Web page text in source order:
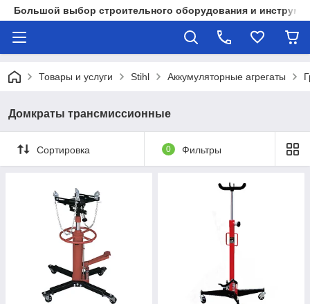
Большой выбор строительного оборудования и
Товары и услуги Stihl Аккумуляторные агрегаты
Домкраты трансмиссионные
Сортировка 0 Фильтры